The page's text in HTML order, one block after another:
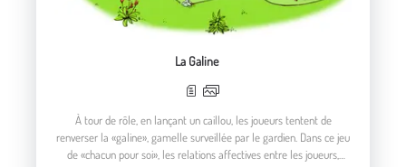
La Galine
À tour de rôle, en lançant un caillou, les joueurs tentent de
renverser la «galine», gamelle surveillée par le gardien. Dans ce jeu
de «chacun pour soi», les relations affectives entre les joueurs,